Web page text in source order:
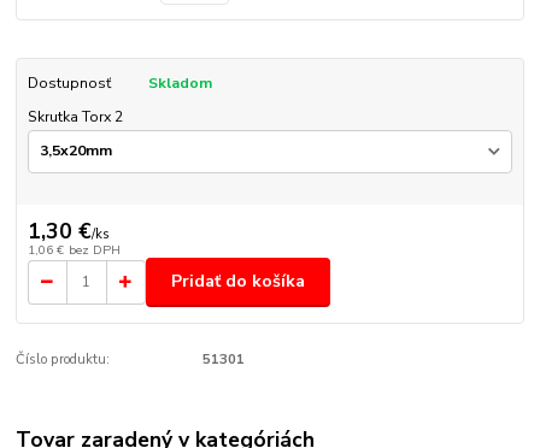
Dostupnosť
Skladom
Skrutka Torx 2
1,30 €/ks
1,06 € bez DPH
Pridať do košíka
Číslo produktu: 51301
Tovar zaradený v kategóriách